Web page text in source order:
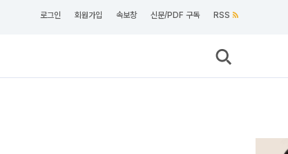
로그인 회원가입 속보창 신문/PDF 구독 RSS